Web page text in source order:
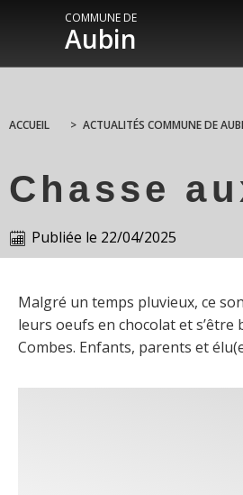
COMMUNE DE
Aubin
ACCUEIL > ACTUALITÉS COMMUNE DE
Chasse
Publiée le 22/04/2025
Malgré un temps pluvieux, ce
leurs oeufs en chocolat et
Combes. Enfants, parents et